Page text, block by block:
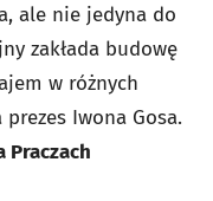
ale nie jedyna do
zakłada budowę
w różnych
Iwona Gosa.
Praczach